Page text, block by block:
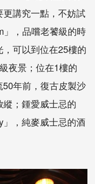
講究一點，不妨試
，品嚐老饕級的時
可以到位在25樓的
夜景；位在1樓的
50年前，復古皮製沙
；鍾愛威士忌的
，純麥威士忌的酒